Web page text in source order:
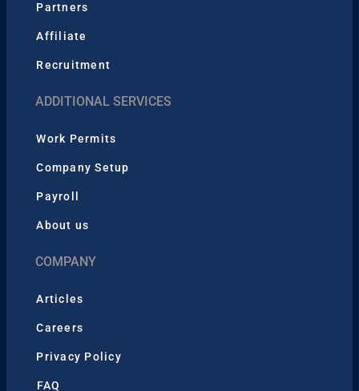
Partners
Affiliate
Recruitment
ADDITIONAL SERVICES
Work Permits
Company Setup
Payroll
About us
COMPANY
Articles
Careers
Privacy Policy
FAQ